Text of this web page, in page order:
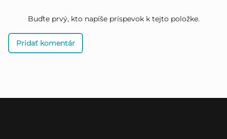
Buďte prvý, kto napíše príspevok k tejto položke.
Pridať komentár